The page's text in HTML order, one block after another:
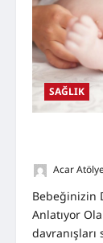
SAĞLIK
Acar
Bebeğinizin
Anlatıyor